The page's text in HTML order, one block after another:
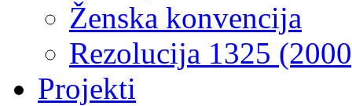
Ženska konvencija
Rezolucija 1325
Projekti